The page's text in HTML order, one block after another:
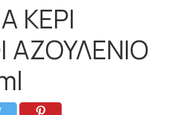
ΚΕΡΙ
ΑΖΟΥΛΕΝΙΟ